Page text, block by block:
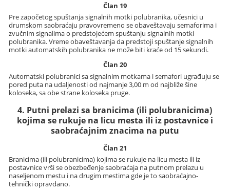
Član 19
Pre započetog spuštanja signalnih motki polubranika, učesnici u
drumskom saobraćaju pravovremeno se obaveštavaju semaforima i
zvučnim signalima o predstojećem spuštanju signalnih motki
polubranika. Vreme obaveštavanja da predstoji spuštanje signalnih
motki automatskih polubranika ne može biti kraće od 15 sekundi.
Član 20
Automatski polubranici sa signalnim motkama i semafori ugrađuju se
pored puta na udaljenosti od najmanje 3,00 m od najbliže šine
koloseka, sa obe strane koloseka pruge.
4. Putni prelazi sa branicima (ili polubranicima)
kojima se rukuje na licu mesta ili iz postavnice i
saobraćajnim znacima na putu
Član 21
Branicima (ili polubranicima) kojima se rukuje na licu mesta ili iz
postavnice vrši se obezbeđenje saobraćaja na putnom prelazu u
naseljenom mestu i na drugim mestima gde je to saobraćajno-
tehnički opravdano.